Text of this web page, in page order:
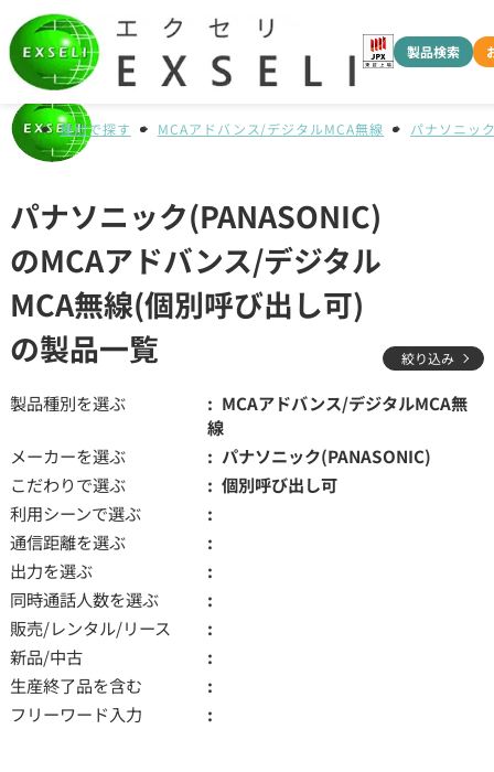
製品検索
種別で探す MCAアドバンス/デジタルMCA無線 パナソニッ
パナソニック(PANASONIC)
のMCAアドバンス/デジタル
MCA無線(個別呼び出し可)
の製品一覧
絞り込み
製品種別を選ぶ
MCAアドバンス/デジタルMCA無
線
メーカーを選ぶ
パナソニック(PANASONIC)
こだわりで選ぶ
個別呼び出し可
利用シーンで選ぶ
通信距離を選ぶ
出力を選ぶ
同時通話人数を選ぶ
販売/レンタル/リース
新品/中古
生産終了品を含む
フリーワード入力